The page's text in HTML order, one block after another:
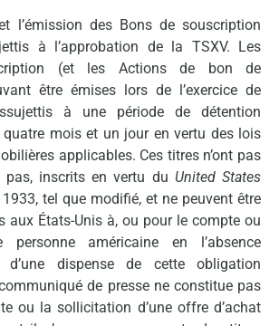
l’émission des Bons de souscription
à l’approbation de la TSXV. Les
(et les Actions de bon de
être émises lors de l’exercice de
à une période de détention
quatre mois et un jour en vertu des lois
applicables. Ces titres n’ont pas
pas, inscrits en vertu du United States
tel que modifié, et ne peuvent être
aux États-Unis à, ou pour le compte ou
personne américaine en l’absence
d’une dispense de cette obligation
de presse ne constitue pas
ou la sollicitation d’une offre d’achat